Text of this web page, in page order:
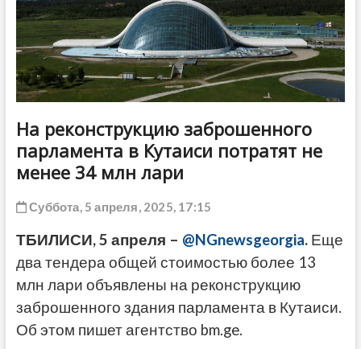
На реконструкцию заброшенного
парламента в Кутаиси потратят не
менее 34 млн лари
Суббота, 5 апреля, 2025, 17:15
ТБИЛИСИ, 5 апреля – @NGnewsgeorgia.Еще
два тендера общей стоимостью более 13
млн лари объявлены на реконструкцию
заброшенного здания парламента в Кутаиси.
Об этом пишет агентство bm.ge.